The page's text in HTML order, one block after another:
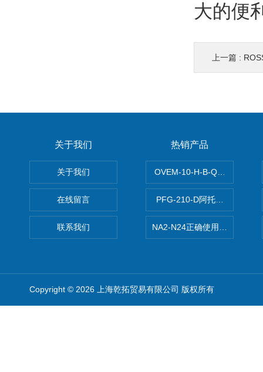
大的便
上一篇 :
关于我们
关于我们
在线留言
联系我们
热销产品
OVEM-10-H-B-QO-CE-N-2P
PFG-210-D阿托斯ATOS电
NA2-N24正确使用松下安全光
Copyright © 2026 上海乾拓贸易有限公司 版权所有